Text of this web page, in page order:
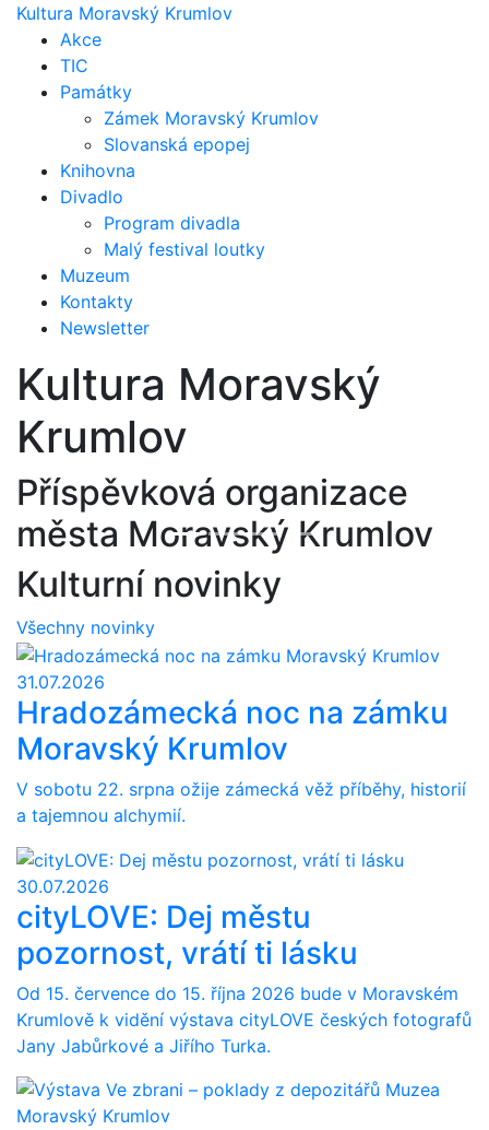
Kultura Moravský Krumlov
Akce
TIC
Památky
Zámek Moravský Krumlov
Slovanská epopej
Knihovna
Divadlo
Program divadla
Malý festival loutky
Muzeum
Kontakty
Newsletter
Kultura Moravský
Krumlov
Příspěvková organizace
města Moravský Krumlov
putování roztančí
nádvoří
krumlovského
Vojenský umělecký soubor Ondráš s
folklorním tanečně-hudebním
pořadem na zámku Moravský Krumlov
vstupenky
Léto na zámku v
Moravském
Krumlově
Těšíme se na vás!
Kulturní novinky
Všechny novinky
31.07.2026
Hradozámecká noc na zámku
Moravský Krumlov
V sobotu 22. srpna ožije zámecká věž příběhy, historií
a tajemnou alchymií.
30.07.2026
cityLOVE: Dej městu
pozornost, vrátí ti lásku
Od 15. července do 15. října 2026 bude v Moravském
Krumlově k vidění výstava cityLOVE českých fotografů
Jany Jabůrkové a Jiřího Turka.